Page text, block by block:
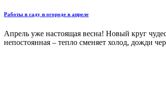
Работы в саду и огороде в апреле
Апрель уже настоящая весна! Новый круг
непостоянная – тепло сменяет холод, дожди